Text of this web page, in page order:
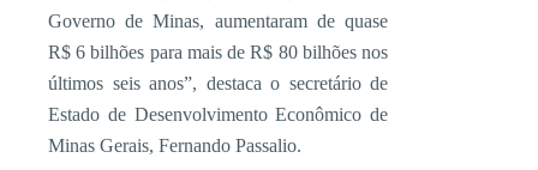
Governo de Minas, aumentaram de quase
R$ 6 bilhões para mais de R$ 80 bilhões nos
últimos seis anos”, destaca o secretário de
Estado de Desenvolvimento Econômico de
Minas Gerais, Fernando Passalio.